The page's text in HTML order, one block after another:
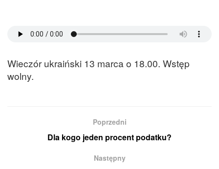
Wieczór ukraiński 13 marca o 18.00. Wstęp
wolny.
Poprzedni
Dla kogo jeden procent podatku?
Następny